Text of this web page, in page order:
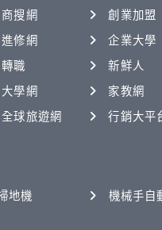
商搜網
創業加盟
進修網
企業大學
轉職
新鮮人
大學網
家教網
全球旅遊網
行銷大平
地機 機械手自